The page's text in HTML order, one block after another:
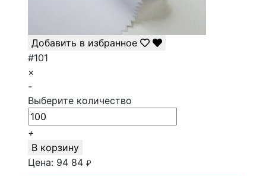
Добавить в избранное
#101
×
-
Выберите количество
+
В корзину
Цена: 94 84 ₽